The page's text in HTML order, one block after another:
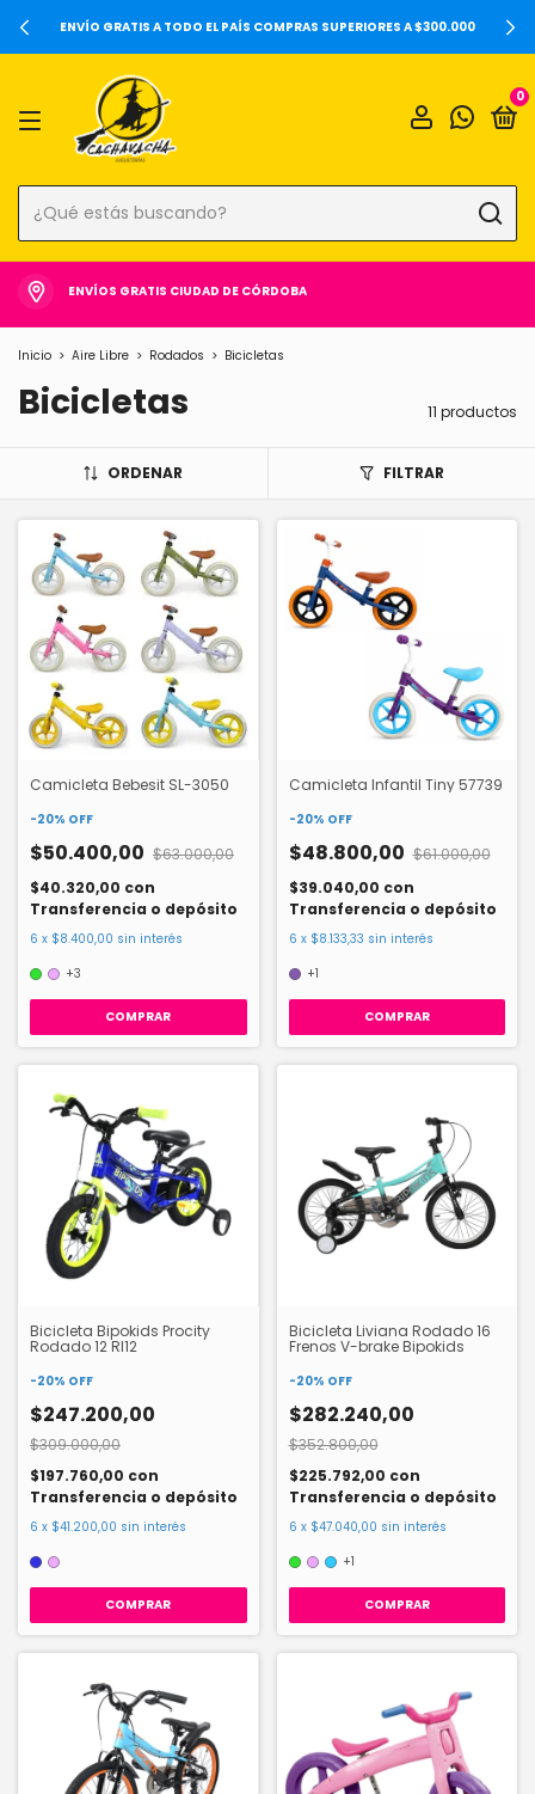
A $300.000 20%OFF SOBRE PRECIOS DE LOCALES Y 6
0
ENVÍOS GRATIS CIUDAD DE CÓRDOBA
Inicio > Aire Libre > Rodados > Bicicletas
Bicicletas 11 productos
ORDENAR FILTRAR
Camicleta Bebesit SL-3050
-20% OFF
$50.400,00 $63.000,00
$40.320,00 con
Transferencia o depósito
6 x $8.400,00 sin interés
+3
COMPRAR
Camicleta Infantil Tiny 57739
-20% OFF
$48.800,00 $61.000,00
$39.040,00 con
Transferencia o depósito
6 x $8.133,33 sin interés
+1
COMPRAR
Bicicleta Bipokids Procity
Rodado 12 Rl12
-20% OFF
$247.200,00
$309.000,00
$197.760,00 con
Transferencia o depósito
6 x $41.200,00 sin interés
COMPRAR
Bicicleta Liviana Rodado 16
Frenos V-brake Bipokids
-20% OFF
$282.240,00
$352.800,00
$225.792,00 con
Transferencia o depósito
6 x $47.040,00 sin interés
+1
COMPRAR